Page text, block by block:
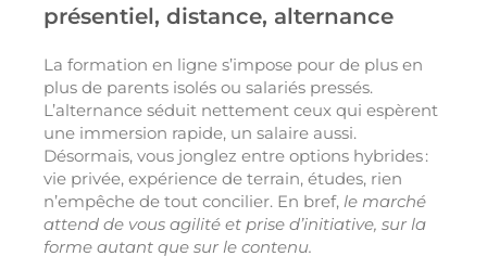
présentiel, distance, alternance
La formation en ligne s’impose pour de plus en
plus de parents isolés ou salariés pressés.
L’alternance séduit nettement ceux qui espèrent
une immersion rapide, un salaire aussi.
Désormais, vous jonglez entre options hybrides :
vie privée, expérience de terrain, études, rien
n’empêche de tout concilier. En bref, le marché
attend de vous agilité et prise d’initiative, sur la
forme autant que sur le contenu.